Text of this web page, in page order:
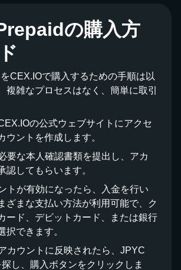
の購入方
CEX.IOで購入するための手順は以
複雑なプロセスはなく、簡単に取引
の公式ウェブサイトにアクセ
ウントを作成します。
要な本人確認書類を提出し、アカ
認してもらいます。
トが有効になったら、入金を行い
ざまな支払い方法が利用可能で、ク
ード、デビットカード、または銀行
択できます。
カウントに反映されたら、JPYC
し、購入ボタンをクリックしま